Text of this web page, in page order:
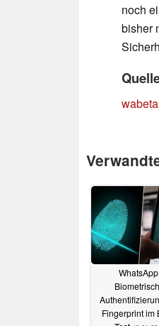
noch
bisher
Fingerprint im